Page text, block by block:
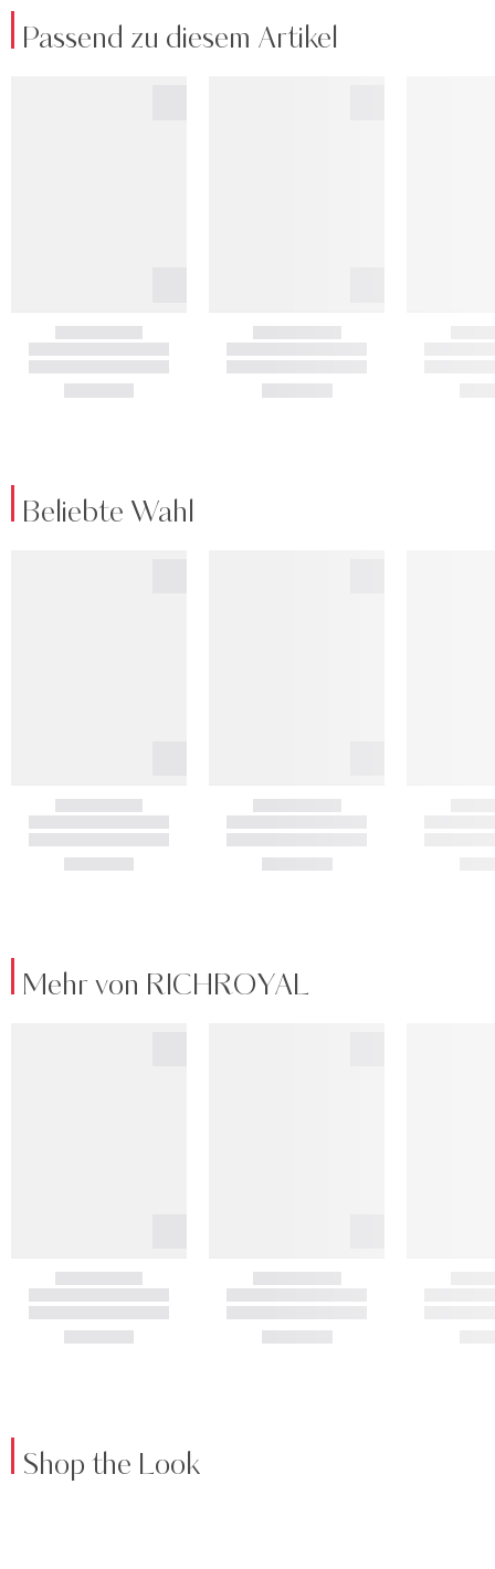
Passend zu diesem Artikel
Beliebte Wahl
Mehr von RICHROYAL
Shop the Look